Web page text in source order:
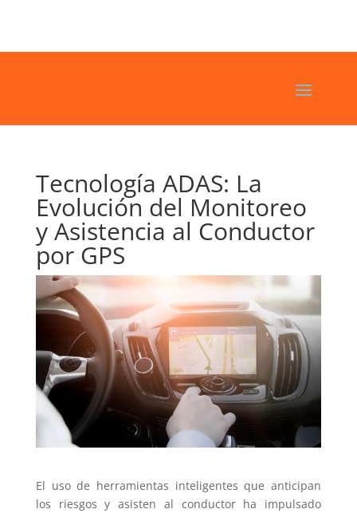
Tecnología ADAS: La
Evolución del Monitoreo
y Asistencia al Conductor
por GPS
El uso de herramientas inteligentes que anticipan
los riesgos y asisten al conductor ha impulsado